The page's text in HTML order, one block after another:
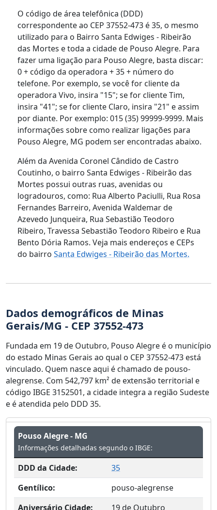
O código de área telefônica (DDD)
correspondente ao CEP 37552-473 é 35, o mesmo
utilizado para o Bairro Santa Edwiges - Ribeirão
das Mortes e toda a cidade de Pouso Alegre. Para
fazer uma ligação para Pouso Alegre, basta discar:
0 + código da operadora + 35 + número do
telefone. Por exemplo, se você for cliente da
operadora Vivo, insira "15"; se for cliente Tim,
insira "41"; se for cliente Claro, insira "21" e assim
por diante. Por exemplo: 015 (35) 99999-9999. Mais
informações sobre como realizar ligações para
Pouso Alegre, MG podem ser encontradas abaixo.
Além da Avenida Coronel Cândido de Castro
Coutinho, o bairro Santa Edwiges - Ribeirão das
Mortes possui outras ruas, avenidas ou
logradouros, como: Rua Alberto Paciulli, Rua Rosa
Fernandes Barreiro, Avenida Waldemar de
Azevedo Junqueira, Rua Sebastião Teodoro
Ribeiro, Travessa Sebastião Teodoro Ribeiro e Rua
Bento Dória Ramos. Veja mais endereços e CEPs
do bairro Santa Edwiges - Ribeirão das Mortes.
Dados demográficos de Minas
Gerais/MG - CEP 37552-473
Fundada em 19 de Outubro, Pouso Alegre é o município
do estado Minas Gerais ao qual o CEP 37552-473 está
vinculado. Quem nasce aqui é chamado de pouso-
alegrense. Com 542,797 km² de extensão territorial e
código IBGE 3152501, a cidade integra a região Sudeste
e é atendida pelo DDD 35.
Pouso Alegre - MG
Informações detalhadas segundo o IBGE:
DDD da Cidade:
35
Gentílico:
pouso-alegrense
Aniversário Cidade:
19 de Outubro